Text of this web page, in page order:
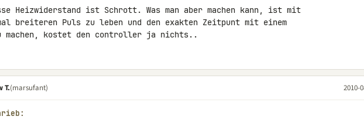
Heizwiderstand ist Schrott. Was man aber machen kann, ist mit
breiteren Puls zu leben und den exakten Zeitpunt mit einem
machen, kostet den controller ja nichts..
T.(marsufant) 2010-